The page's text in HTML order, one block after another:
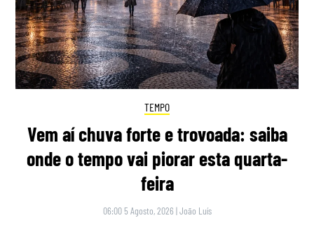
TEMPO
Vem aí chuva forte e trovoada: saiba
onde o tempo vai piorar esta quarta-
feira
06:00 5 Agosto, 2026 |João Luís